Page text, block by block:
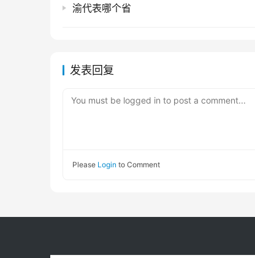
渝代表哪个省
发表回复
You must be logged in to post a comment...
Please Login to Comment